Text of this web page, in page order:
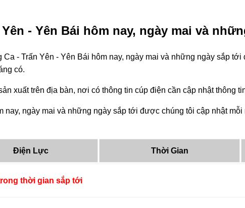
- Yên Bái hôm nay, ngày mai và
- Trấn Yên - Yên Bái hôm nay, ngày mai và những ngày sắp
có.
xuất trên địa bàn, nơi có thông tin cúp điện cần cập nhật thông
nay, ngày mai và những ngày sắp tới được chúng tôi cập nhật
Điện Lực Thời Gian
thời gian sắp tới